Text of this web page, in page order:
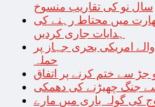
سال نو کی تقاریب منسوخ
میں محتاط رہنے کی
ہدایات جاری کردیں
امریکی بحری جہاز پر
حملہ
جڑ سے ختم کرنے پر اتفاق
جنگ چھیڑنے کی دھمکی
کی گولہ باری میں مارے